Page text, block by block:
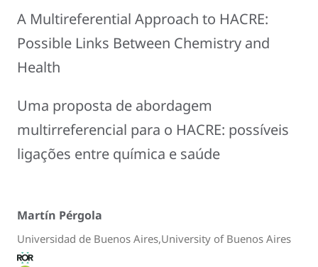
A Multireferential Approach to HACRE:
Possible Links Between Chemistry and
Health
Uma proposta de abordagem
multirreferencial para o HACRE: possíveis
ligações entre química e saúde
Martín Pérgola
Universidad de Buenos Aires,University of Buenos Aires